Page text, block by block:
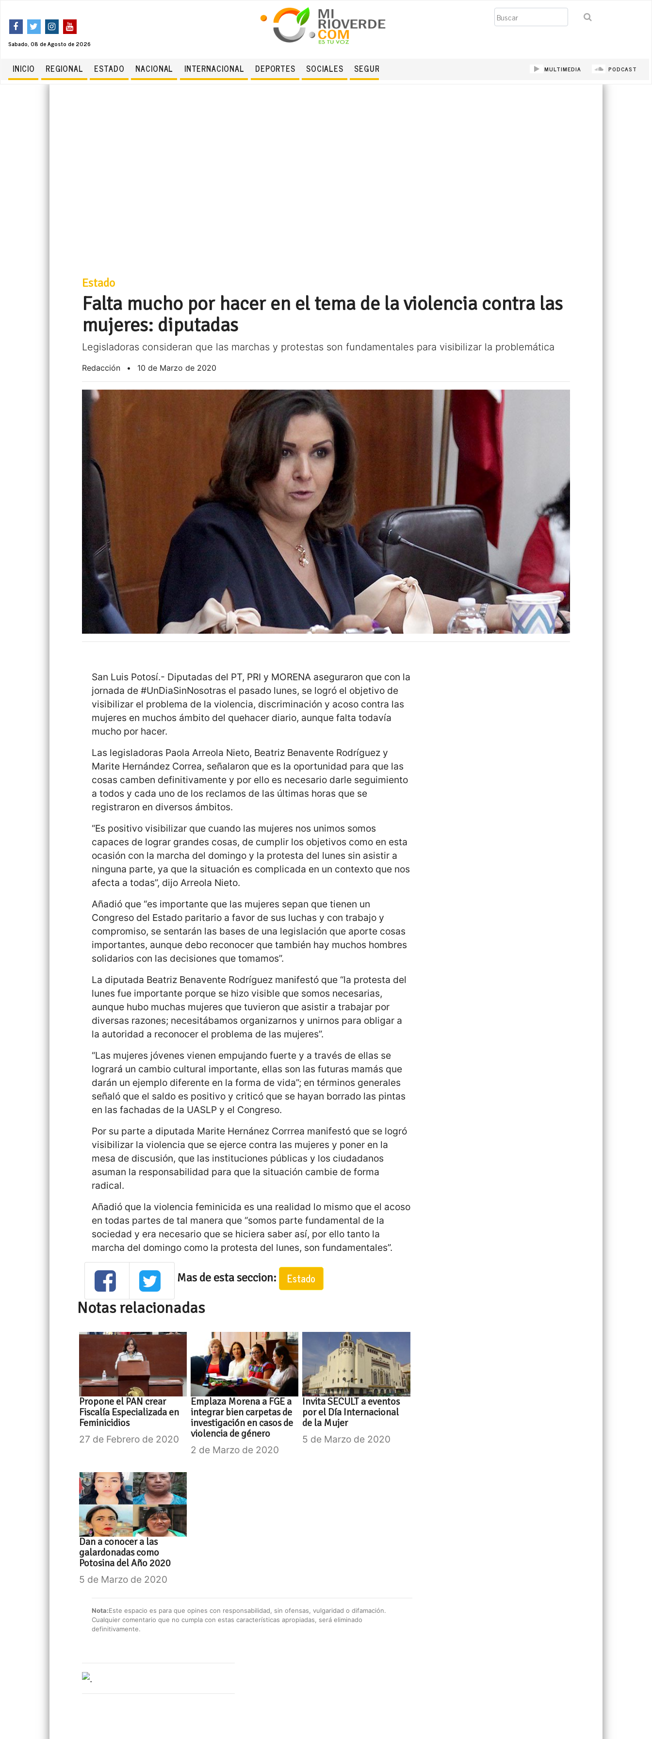
Sabado, 08 de Agosto de 2026
Buscar
INICIO REGIONAL ESTADO NACIONAL INTERNACIONAL DEPORTES SOCIALES SEGURIDAD MULTIMEDIA PODCAST
Estado
Falta mucho por hacer en el tema de la violencia contra las
mujeres: diputadas
Legisladoras consideran que las marchas y protestas son fundamentales para visibilizar la problemática
Redacción • 10 de Marzo de 2020
San Luis Potosí.- Diputadas del PT, PRI y MORENA aseguraron que con la
jornada de #UnDiaSinNosotras el pasado lunes, se logró el objetivo de
visibilizar el problema de la violencia, discriminación y acoso contra las
mujeres en muchos ámbito del quehacer diario, aunque falta todavía
mucho por hacer.
Las legisladoras Paola Arreola Nieto, Beatriz Benavente Rodríguez y
Marite Hernández Correa, señalaron que es la oportunidad para que las
cosas camben definitivamente y por ello es necesario darle seguimiento
a todos y cada uno de los reclamos de las últimas horas que se
registraron en diversos ámbitos.
“Es positivo visibilizar que cuando las mujeres nos unimos somos
capaces de lograr grandes cosas, de cumplir los objetivos como en esta
ocasión con la marcha del domingo y la protesta del lunes sin asistir a
ninguna parte, ya que la situación es complicada en un contexto que nos
afecta a todas”, dijo Arreola Nieto.
Añadió que “es importante que las mujeres sepan que tienen un
Congreso del Estado paritario a favor de sus luchas y con trabajo y
compromiso, se sentarán las bases de una legislación que aporte cosas
importantes, aunque debo reconocer que también hay muchos hombres
solidarios con las decisiones que tomamos”.
La diputada Beatriz Benavente Rodríguez manifestó que “la protesta del
lunes fue importante porque se hizo visible que somos necesarias,
aunque hubo muchas mujeres que tuvieron que asistir a trabajar por
diversas razones; necesitábamos organizarnos y unirnos para obligar a
la autoridad a reconocer el problema de las mujeres”.
“Las mujeres jóvenes vienen empujando fuerte y a través de ellas se
logrará un cambio cultural importante, ellas son las futuras mamás que
darán un ejemplo diferente en la forma de vida”; en términos generales
señaló que el saldo es positivo y criticó que se hayan borrado las pintas
en las fachadas de la UASLP y el Congreso.
Por su parte a diputada Marite Hernánez Corrrea manifestó que se logró
visibilizar la violencia que se ejerce contra las mujeres y poner en la
mesa de discusión, que las instituciones públicas y los ciudadanos
asuman la responsabilidad para que la situación cambie de forma
radical.
Añadió que la violencia feminicida es una realidad lo mismo que el acoso
en todas partes de tal manera que “somos parte fundamental de la
sociedad y era necesario que se hiciera saber así, por ello tanto la
marcha del domingo como la protesta del lunes, son fundamentales”.
Mas de esta seccion: Estado
Notas relacionadas
Propone el PAN crear
Fiscalía Especializada en
Feminicidios
27 de Febrero de 2020
Emplaza Morena a FGE a
integrar bien carpetas de
investigación en casos de
violencia de género
2 de Marzo de 2020
Invita SECULT a eventos
por el Día Internacional
de la Mujer
5 de Marzo de 2020
Dan a conocer a las
galardonadas como
Potosina del Año 2020
5 de Marzo de 2020
Nota:Este espacio es para que opines con responsabilidad, sin ofensas, vulgaridad o difamación.
Cualquier comentario que no cumpla con estas características apropiadas, será eliminado
definitivamente.